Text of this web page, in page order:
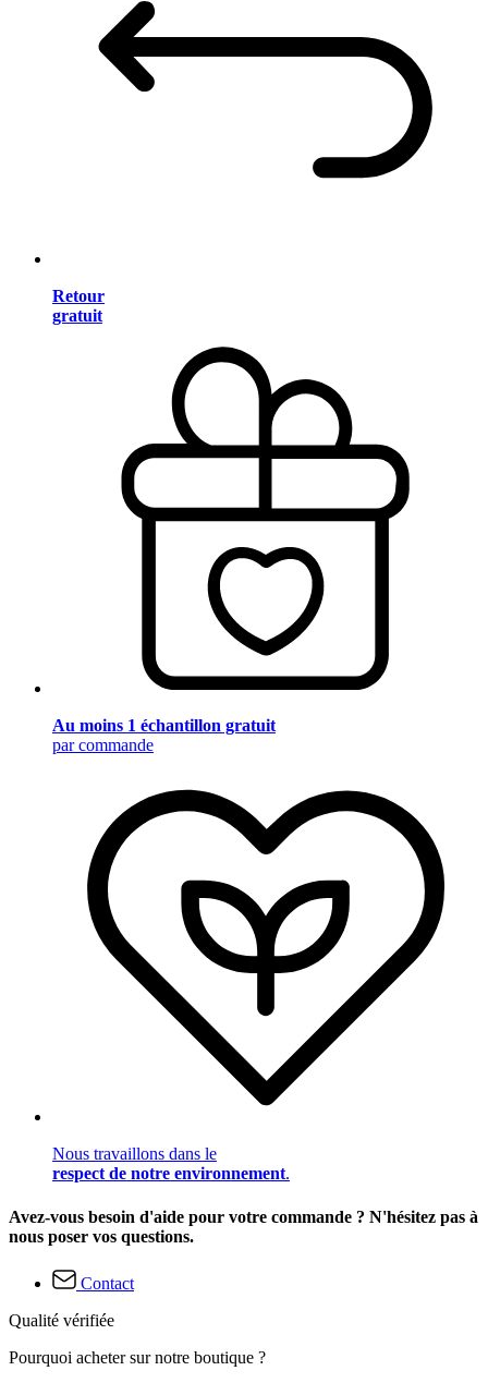
Retour
gratuit
Au moins 1 échantillon gratuit
par commande
Nous travaillons dans le
respect de notre environnement.
Avez-vous besoin d'aide pour votre commande ? N'hésitez pas à
nous poser vos questions.
Contact
Qualité vérifiée
Pourquoi acheter sur notre boutique ?